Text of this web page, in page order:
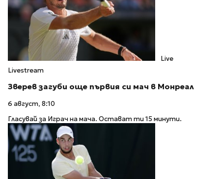
Live
Livestream
Зверев загуби още първия си мач в Монреал
6 август, 8:10
Гласувай за Играч на мача. Остават ти 15 минути.